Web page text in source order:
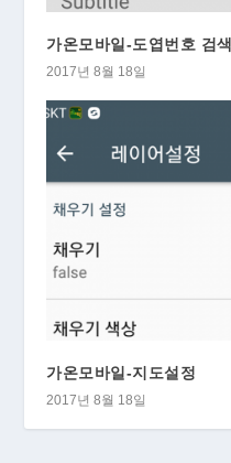
가온모바일-도엽번호 검색
2017년 8월 18일
가온모바일-지도설정
2017년 8월 18일